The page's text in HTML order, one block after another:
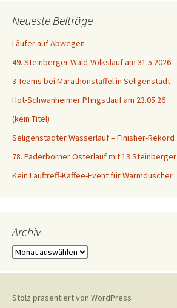
Neueste Beiträge
Läufer auf Abwegen
49. Steinberger Wald-Volkslauf am 31.5.2026
3 Teams bei Marathonstaffel in Seligenstadt
Hot-Schwanheimer Pfingstlauf am 23.05.26
(kein Titel)
Seligenstädter Wasserlauf – Finisher-Rekord
78. Paderborner Osterlauf mit 13 Steinberger
Kein Lauftreff-Kaffee-Event für Warmduscher
Archiv
Archiv
Stolz präsentiert von WordPress